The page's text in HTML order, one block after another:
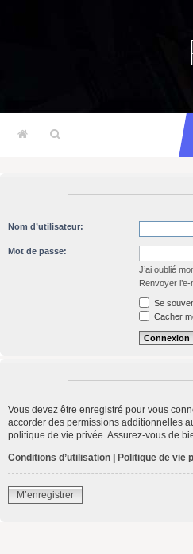
Nom d’utilisateur:
Mot de passe:
J’ai oublié
Renvoyer
Se
Cacher
Vous devez être enregistré pour vous
accorder des permissions additionnelles
politique de vie privée. Assurez-vous de
Conditions d’utilisation
Politique de vie
M’enregistrer